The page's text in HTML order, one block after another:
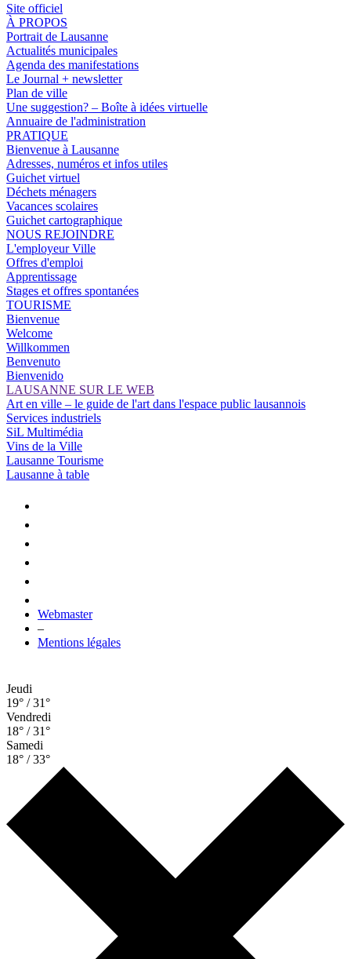
Site officiel
À PROPOS
Portrait de Lausanne
Actualités municipales
Agenda des manifestations
Le Journal + newsletter
Plan de ville
Une suggestion? – Boîte à idées virtuelle
Annuaire de l'administration
PRATIQUE
Bienvenue à Lausanne
Adresses, numéros et infos utiles
Guichet virtuel
Déchets ménagers
Vacances scolaires
Guichet cartographique
NOUS REJOINDRE
L'employeur Ville
Offres d'emploi
Apprentissage
Stages et offres spontanées
TOURISME
Bienvenue
Welcome
Willkommen
Benvenuto
Bienvenido
LAUSANNE SUR LE WEB
Art en ville – le guide de l'art dans l'espace public lausannois
Services industriels
SiL Multimédia
Vins de la Ville
Lausanne Tourisme
Lausanne à table
Webmaster
–
Mentions légales
Jeudi
19° / 31°
Vendredi
18° / 31°
Samedi
18° / 33°